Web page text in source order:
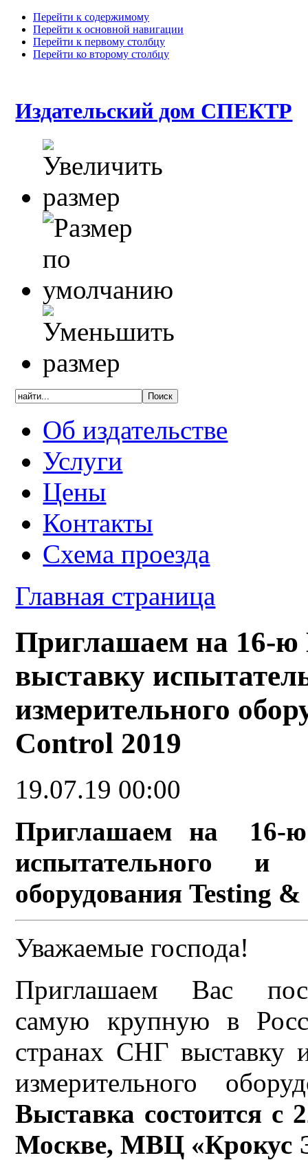
Перейти к содержимому
Перейти к основной навигации
Перейти к первому столбцу
Перейти ко второму столбцу
Издательский дом СПЕКТР
Об издательстве
Услуги
Цены
Контакты
Схема проезда
Главная страница
Приглашаем на 16-
выставку
измерительного
Control 2019
19.07.19 00:00
Приглашаем на 16-ю
испытательного и
оборудования Testing
Уважаемые господа!
Приглашаем Вас
самую крупную в
странах СНГ выставку
измерительного
Выставка состоится с
Москве, МВЦ «Крокус